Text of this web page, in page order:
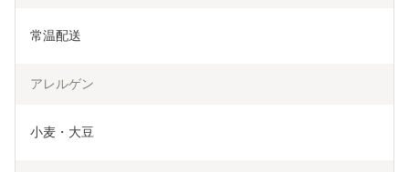
常温配送
アレルゲン
小麦・大豆